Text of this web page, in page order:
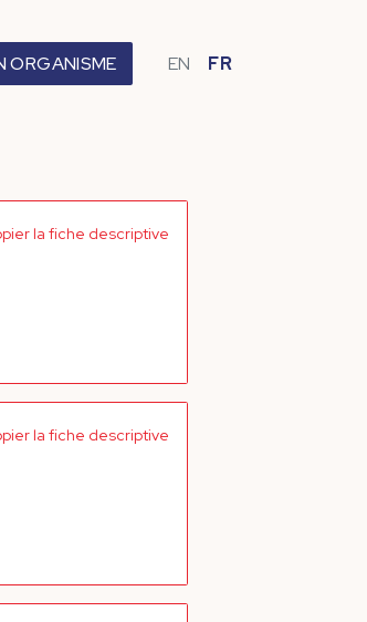
ORGANISME EN FR
la fiche descriptive
la fiche descriptive